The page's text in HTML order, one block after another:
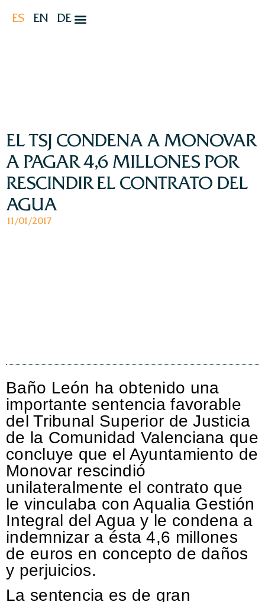
ES EN DE
EL TSJ CONDENA A MONOVAR
A PAGAR 4,6 MILLONES POR
RESCINDIR EL CONTRATO DEL
AGUA
11/01/2017
Baño León ha obtenido una
importante sentencia favorable
del Tribunal Superior de Justicia
de la Comunidad Valenciana que
concluye que el Ayuntamiento de
Monovar rescindió
unilateralmente el contrato que
le vinculaba con Aqualia Gestión
Integral del Agua y le condena a
indemnizar a ésta 4,6 millones
de euros en concepto de daños
y perjuicios.
La sentencia es de gran